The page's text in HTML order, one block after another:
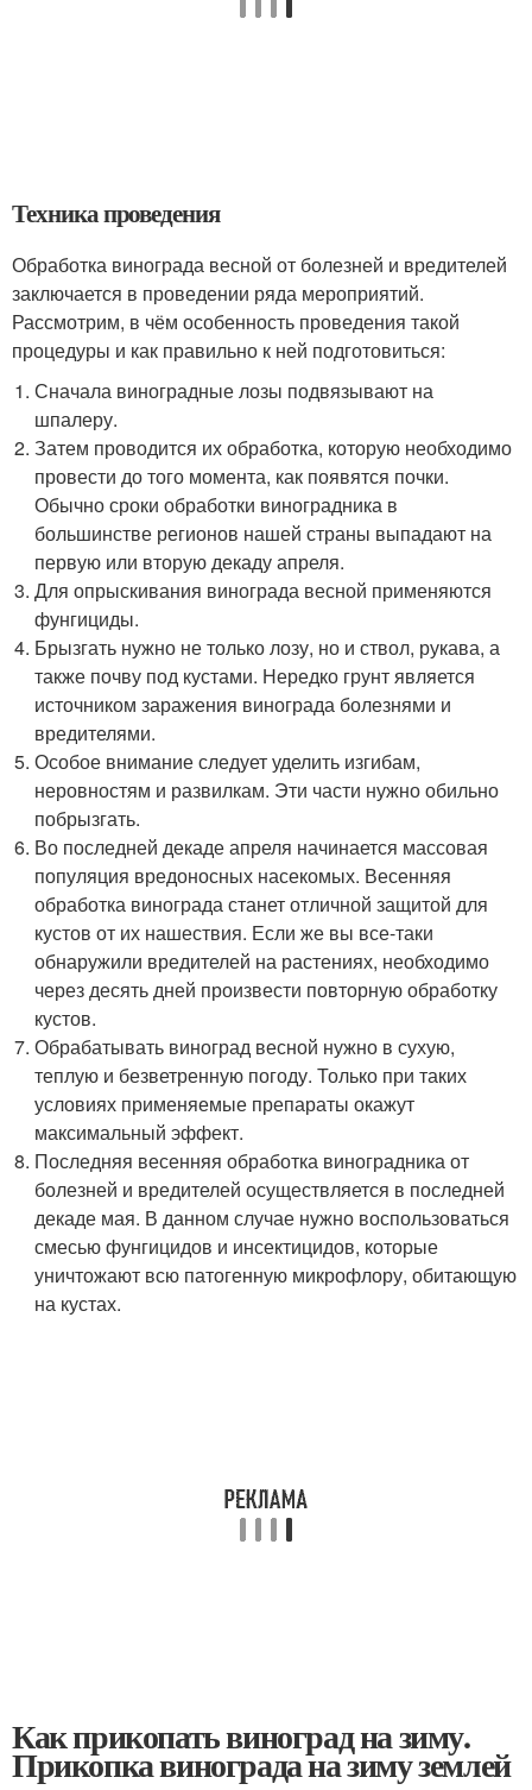
Техника проведения
Обработка винограда весной от болезней и вредителей
заключается в проведении ряда мероприятий.
Рассмотрим, в чём особенность проведения такой
процедуры и как правильно к ней подготовиться:
Сначала виноградные лозы подвязывают на
шпалеру.
Затем проводится их обработка, которую необходимо
провести до того момента, как появятся почки.
Обычно сроки обработки виноградника в
большинстве регионов нашей страны выпадают на
первую или вторую декаду апреля.
Для опрыскивания винограда весной применяются
фунгициды.
Брызгать нужно не только лозу, но и ствол, рукава, а
также почву под кустами. Нередко грунт является
источником заражения винограда болезнями и
вредителями.
Особое внимание следует уделить изгибам,
неровностям и развилкам. Эти части нужно обильно
побрызгать.
Во последней декаде апреля начинается массовая
популяция вредоносных насекомых. Весенняя
обработка винограда станет отличной защитой для
кустов от их нашествия. Если же вы все-таки
обнаружили вредителей на растениях, необходимо
через десять дней произвести повторную обработку
кустов.
Обрабатывать виноград весной нужно в сухую,
теплую и безветренную погоду. Только при таких
условиях применяемые препараты окажут
максимальный эффект.
Последняя весенняя обработка виноградника от
болезней и вредителей осуществляется в последней
декаде мая. В данном случае нужно воспользоваться
смесью фунгицидов и инсектицидов, которые
уничтожают всю патогенную микрофлору, обитающую
на кустах.
Как прикопать виноград на зиму.
Прикопка винограда на зиму землей